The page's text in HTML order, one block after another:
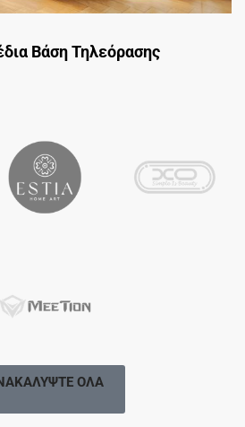
Βάση Τηλεόρασης
ΟΛΑ